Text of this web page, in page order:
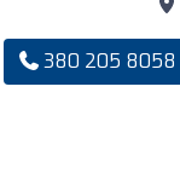
380 205 8058